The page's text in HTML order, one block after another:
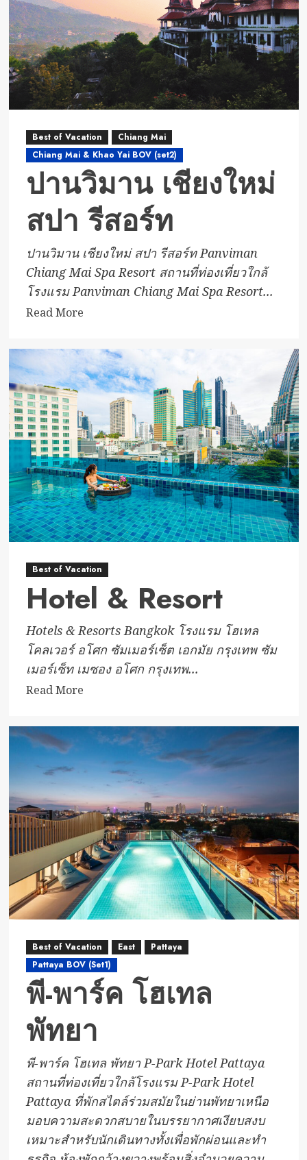
สอร์ต
Best of Vacation
Chiang Mai
Chiang Mai & Khao Yai BOV (set2)
ปานวิมาน เชียงใหม่
สปา รีสอร์ท
ปานวิมาน เชียงใหม่ สปา รีสอร์ท Panviman
Chiang Mai Spa Resort สถานที่ท่องเที่ยวใกล้
โรงแรม Panviman Chiang Mai Spa Resort...
Read MoreRead
about
ปาน
วิมาน
เชียงใหม่
สปา
รีสอร์ท
Best of Vacation
Hotel & Resort
Hotels & Resorts Bangkok โรงแรม โฮเทล
โคลเวอร์ อโศก ซัมเมอร์เซ็ต เอกมัย กรุงเทพ ซัม
เมอร์เซ็ท เมซอง อโศก กรุงเทพ...
Read MoreRead
about
Hotel
&
Resort
Best of Vacation East
Pattaya
Pattaya BOV (Set1)
พี-พาร์ค โฮเทล
พัทยา
พี-พาร์ค โฮเทล พัทยา P-Park Hotel Pattaya
สถานที่ท่องเที่ยวใกล้โรงแรม P-Park Hotel
Pattaya ที่พักสไตล์ร่วมสมัยในย่านพัทยาเหนือ
มอบความสะดวกสบายในบรรยากาศเงียบสงบ
เหมาะสำหรับนักเดินทางทั้งเพื่อพักผ่อนและทำ